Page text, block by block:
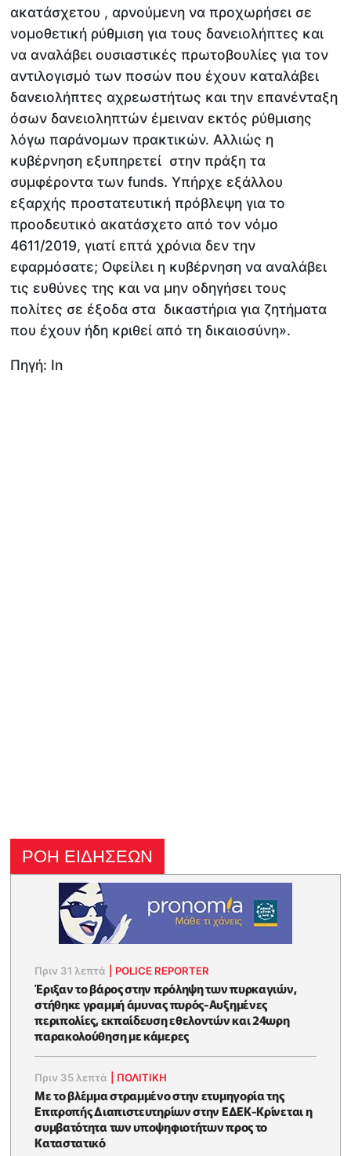
ακατάσχετου , αρνούμενη να προχωρήσει σε
νομοθετική ρύθμιση για τους δανειολήπτες και
να αναλάβει ουσιαστικές πρωτοβουλίες για τον
αντιλογισμό των ποσών που έχουν καταλάβει
δανειολήπτες αχρεωστήτως και την επανένταξη
όσων δανειοληπτών έμειναν εκτός ρύθμισης
λόγω παράνομων πρακτικών. Αλλιώς η
κυβέρνηση εξυπηρετεί στην πράξη τα
συμφέροντα των funds. Υπήρχε εξάλλου
εξαρχής προστατευτική πρόβλεψη για το
προοδευτικό ακατάσχετο από τον νόμο
4611/2019, γιατί επτά χρόνια δεν την
εφαρμόσατε; Οφείλει η κυβέρνηση να αναλάβει
τις ευθύνες της και να μην οδηγήσει τους
πολίτες σε έξοδα στα δικαστήρια για ζητήματα
που έχουν ήδη κριθεί από τη δικαιοσύνη».
Πηγή: Ιn
ΡΟΗ ΕΙΔΗΣΕΩΝ
Πριν 31 λεπτά POLICE REPORTER
Έριξαν το βάρος στην πρόληψη των πυρκαγιών,
στήθηκε γραμμή άμυνας πυρός-Αυξημένες
περιπολίες, εκπαίδευση εθελοντών και 24ωρη
παρακολούθηση με κάμερες
Πριν 35 λεπτά ΠΟΛΙΤΙΚΗ
Με το βλέμμα στραμμένο στην ετυμηγορία της
Επιτροπής Διαπιστευτηρίων στην ΕΔΕΚ-Κρίνεται η
συμβατότητα των υποψηφιοτήτων προς το
Καταστατικό